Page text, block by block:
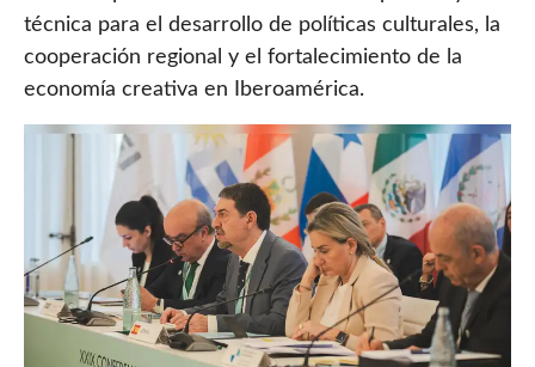
técnica para el desarrollo de políticas culturales, la
cooperación regional y el fortalecimiento de la
economía creativa en Iberoamérica.